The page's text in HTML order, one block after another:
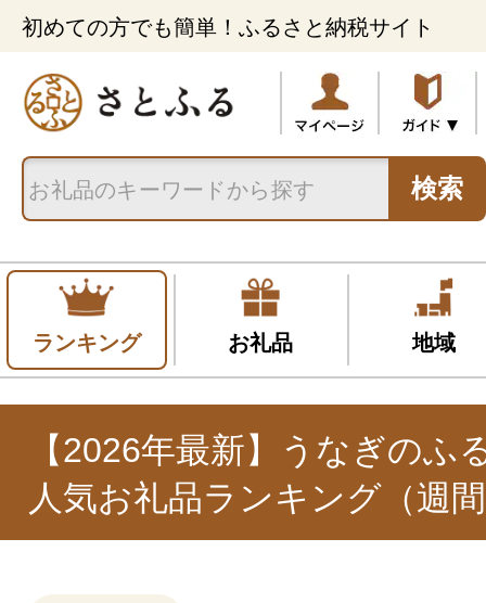
初めての方でも簡単！ふるさと納税サイト
検索
ランキング お礼品 地域
【2026年最新】うなぎのふ
人気お礼品ランキング（週